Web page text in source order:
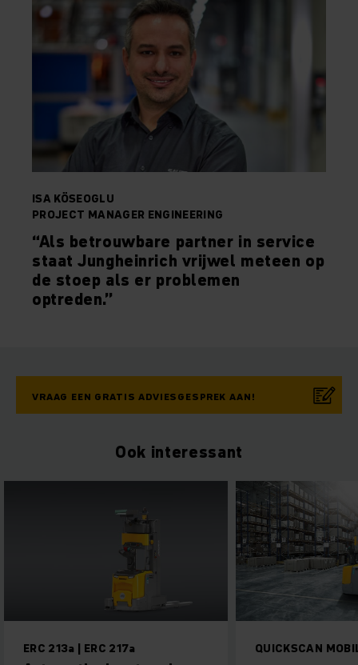
ISA KÖSEOGLU
PROJECT MANAGER ENGINEERING
“Als betrouwbare partner in service
staat Jungheinrich vrijwel meteen op
de stoep als er problemen
optreden.”
VRAAG EEN GRATIS ADVIESGESPREK AAN!
Ook interessant
ERC 213a | ERC 217a QUICKSCAN